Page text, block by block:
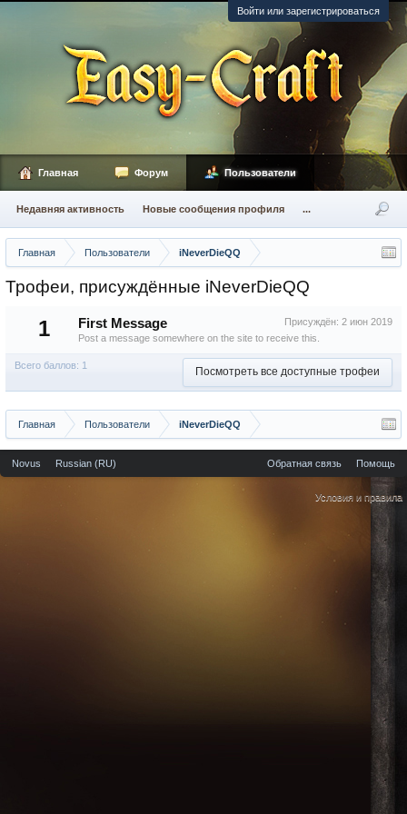
Войти или зарегистрироваться
Главная Пользователи iNeverDieQQ
Трофеи, присуждённые iNeverDieQQ
1 Присуждён: 2 июн 2019
First Message
Post a message somewhere on the site to receive this.
Всего баллов: 1 Посмотреть все доступные трофеи
Главная Пользователи iNeverDieQQ
Главная Форум Пользователи
Недавняя активность Новые сообщения профиля ...
Novus Russian (RU) Обратная связь Помощь
Условия и правила